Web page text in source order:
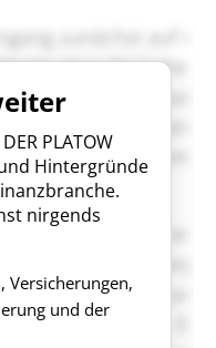
PLATOW
Hintergründe
nirgends
Versicherungen,
und der